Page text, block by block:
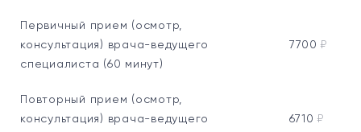
Первичный прием (осмотр,
консультация) врача-ведущего
специалиста (60 минут)
7700 ₽
Повторный прием (осмотр,
консультация) врача-ведущего
6710 ₽